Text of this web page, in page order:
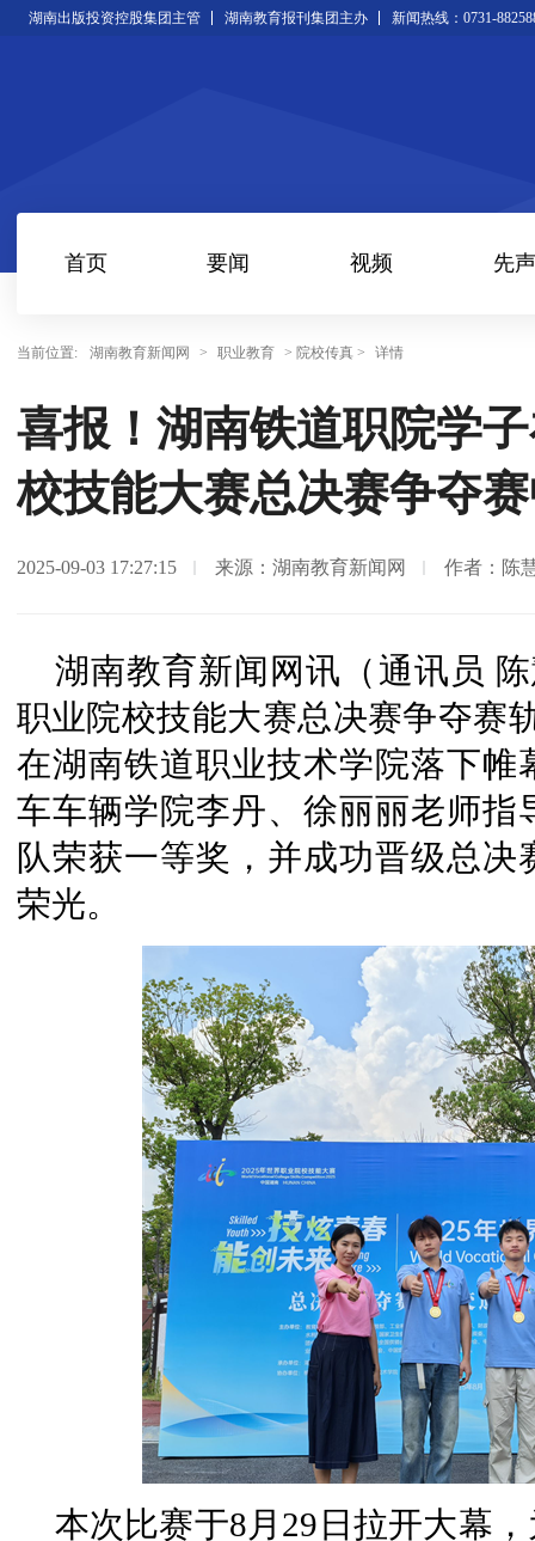
湖南出版投资控股集团主管 湖南教育报刊集团主办 新闻热线：0731-
首页 要闻 视频 先声
当前位置: 湖南教育新闻网 > 职业教育 > 院校传真 > 详情
喜报！湖南铁道职院学
校技能大赛总决赛争夺
2025-09-03 17:27:15 来源：湖南教育新闻网 作者：陈
湖南教育新闻网讯（通讯员
职业院校技能大赛总决赛争夺赛
在湖南铁道职业技术学院落下帷
车车辆学院李丹、徐丽丽老师
队荣获一等奖，并成功晋级总
荣光。
本次比赛于8月29日拉开大幕